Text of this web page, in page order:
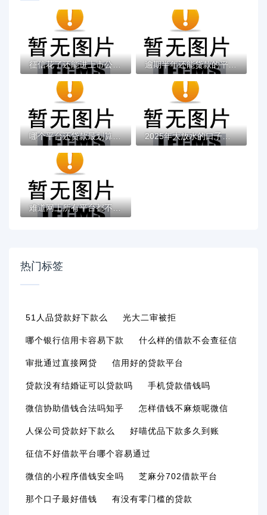
征信花了还能进上市公司吗？入职前必看的信... 逾期半年还能贷款的平台有哪些？这些渠道或...
哪个平台还贷款最划算？2023年主流贷款平台... 2025年大放水的口子有哪些？这5类低门槛贷款...
难道网上所有平台都不能借钱了？这些真相你...
热门标签
51人品贷款好下款么 光大二审被拒
哪个银行信用卡容易下款 什么样的借款不会查征信
审批通过直接网贷 信用好的贷款平台
贷款没有结婚证可以贷款吗 手机贷款借钱吗
微信协助借钱合法吗知乎 怎样借钱不麻烦呢微信
人保公司贷款好下款么 好喵优品下款多久到账
征信不好借款平台哪个容易通过
微信的小程序借钱安全吗 芝麻分702借款平台
那个口子最好借钱 有没有零门槛的贷款